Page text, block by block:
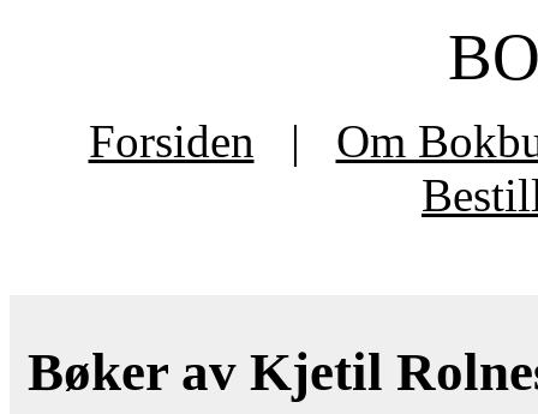
Forsiden |
Om
Bøker av Kjetil